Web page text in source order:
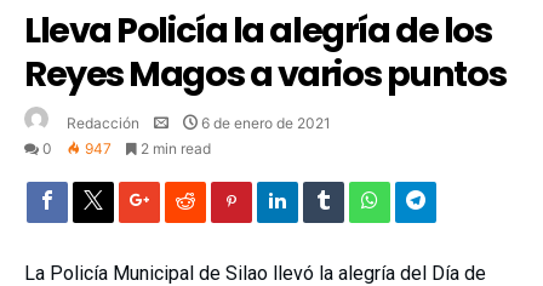
Lleva Policía la alegría de los
Reyes Magos a varios puntos
Redacción
6 de enero de 2021
0
947 2 min read
La Policía Municipal de Silao llevó la alegría del Día de